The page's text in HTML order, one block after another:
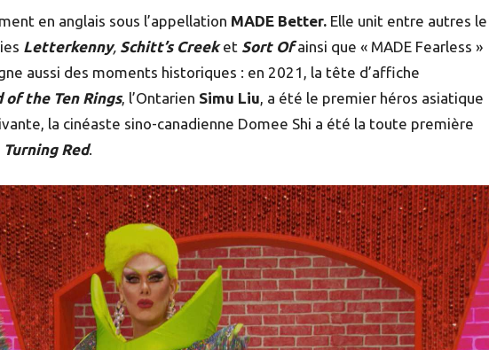
en anglais sous l’appellation MADE Better. Elle unit entre autres le
Letterkenny, Schitt’s Creeket Sort Ofainsi que « MADE Fearless »
aussi des moments historiques : en 2021, la tête d’affiche
of the Ten Rings, l’Ontarien Simu Liu, a été le premier héros asiatique
la cinéaste sino-canadienne Domee Shi a été la toute première
Turning Red.